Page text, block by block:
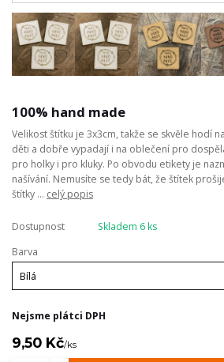
100% hand made
Velikost štítku je 3x3cm, takže se skvěle hodí
děti a dobře vypadají i na oblečení pro
pro holky i pro kluky. Po obvodu etikety je
našívání. Nemusíte se tedy bát, že štítek
štítky ... celý popis
Dostupnost
Skladem 6 ks
Barva
Nejsme plátci DPH
9,50 Kč/ks